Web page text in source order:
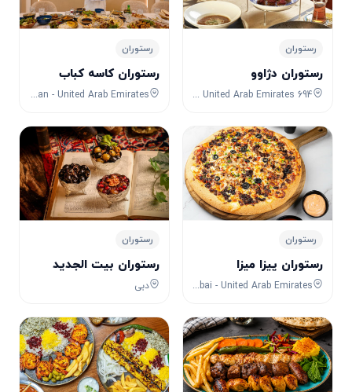
رستوران
رستوران دژاوو
694 Sheikh Zayed Rd - Al Manara - Dubai - United Arab Emirates
رستوران
رستوران کاسه کباب
9GG7+H3G - Ajman - United Arab Emirates
رستوران
رستوران پیزا میزا
67VG+CMR - Al Mina St - Al Hudaiba - Dubai - United Arab Emirates
رستوران
رستوران بیت الجدید
دبی